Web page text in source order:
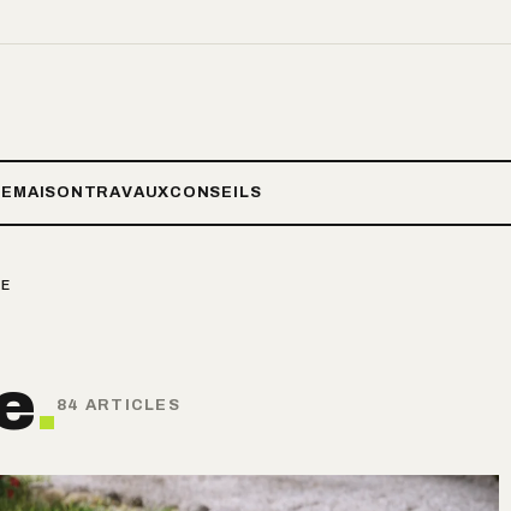
MAISON TRAVAUXCONSEILS
. 84 ARTICLES